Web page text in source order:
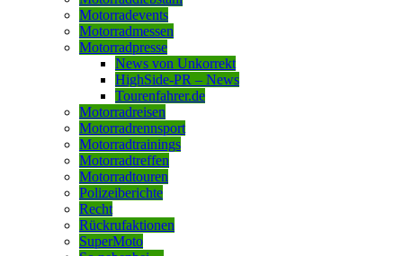
Motorradevents
Motorradmessen
Motorradpresse
News von Unkorrekt
HighSide-PR – News
Tourenfahrer.de
Motorradreisen
Motorradrennsport
Motorradtrainings
Motorradtreffen
Motorradtouren
Polizeiberichte
Recht
Rückrufaktionen
SuperMoto